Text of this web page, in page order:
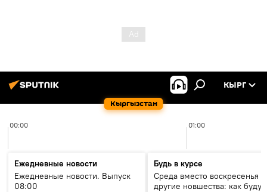
Кыргызстан
КЫРГ
00:00 01:00
Ежедневные новости
Ежедневные новости. Выпуск
08:00
Будь в курсе
Среда вместо воскресенья и
другие новшества: как будут